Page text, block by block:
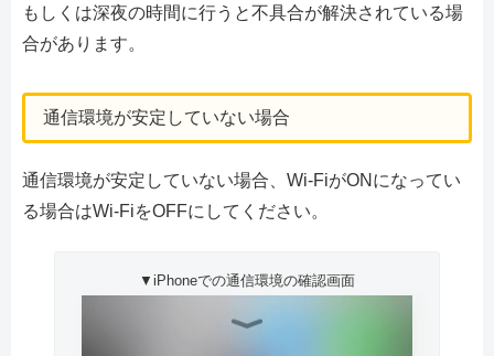
もしくは深夜の時間に行うと不具合が解決されている場
合があります。
通信環境が安定していない場合
通信環境が安定していない場合、Wi-FiがONになってい
る場合はWi-FiをOFFにしてください。
▼iPhoneでの通信環境の確認画面